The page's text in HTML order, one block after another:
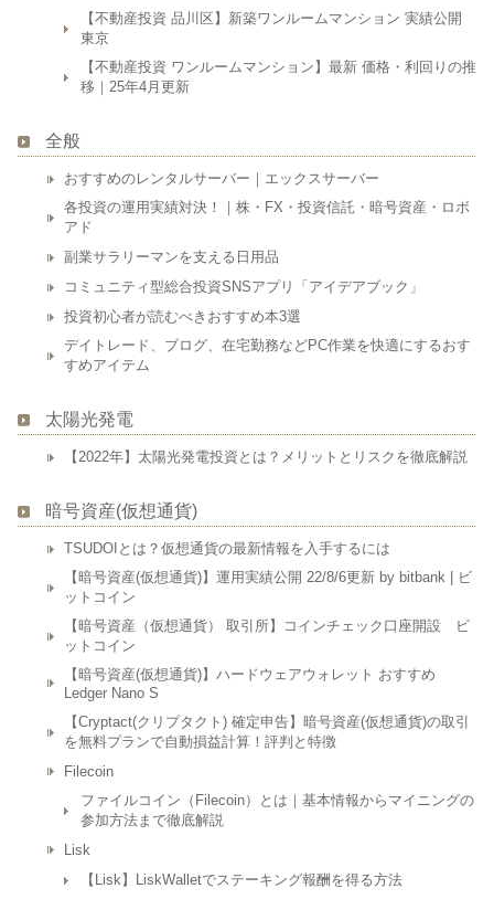
【不動産投資 品川区】新築ワンルームマンション 実績公開
東京
【不動産投資 ワンルームマンション】最新 価格・利回りの推
移｜25年4月更新
全般
おすすめのレンタルサーバー｜エックスサーバー
各投資の運用実績対決！｜株・FX・投資信託・暗号資産・ロボ
アド
副業サラリーマンを支える日用品
コミュニティ型総合投資SNSアプリ「アイデアブック」
投資初心者が読むべきおすすめ本3選
デイトレード、ブログ、在宅勤務などPC作業を快適にするおす
すめアイテム
太陽光発電
【2022年】太陽光発電投資とは？メリットとリスクを徹底解説
暗号資産(仮想通貨)
TSUDOIとは？仮想通貨の最新情報を入手するには
【暗号資産(仮想通貨)】運用実績公開 22/8/6更新 by bitbank | ビ
ットコイン
【暗号資産（仮想通貨） 取引所】コインチェック口座開設 ビ
ットコイン
【暗号資産(仮想通貨)】ハードウェアウォレット おすすめ
Ledger Nano S
【Cryptact(クリプタクト) 確定申告】暗号資産(仮想通貨)の取引
を無料プランで自動損益計算！評判と特徴
Filecoin
ファイルコイン（Filecoin）とは｜基本情報からマイニングの
参加方法まで徹底解説
Lisk
【Lisk】LiskWalletでステーキング報酬を得る方法